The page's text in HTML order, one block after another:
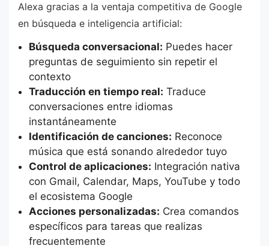
Alexa gracias a la ventaja competitiva de Google
en búsqueda e inteligencia artificial:
Búsqueda conversacional: Puedes hacer
preguntas de seguimiento sin repetir el
contexto
Traducción en tiempo real: Traduce
conversaciones entre idiomas
instantáneamente
Identificación de canciones: Reconoce
música que está sonando alrededor tuyo
Control de aplicaciones: Integración nativa
con Gmail, Calendar, Maps, YouTube y todo
el ecosistema Google
Acciones personalizadas: Crea comandos
específicos para tareas que realizas
frecuentemente